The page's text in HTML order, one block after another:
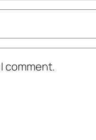
comment.